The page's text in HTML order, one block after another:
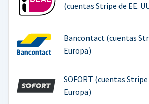
(cuentas Stripe de EE.
Bancontact (cuentas
Europa)
SOFORT (cuentas Stripe
Europa)